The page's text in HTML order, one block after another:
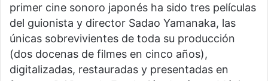
primer cine sonoro japonés ha sido tres películas
del guionista y director Sadao Yamanaka, las
únicas sobrevivientes de toda su producción
(dos docenas de filmes en cinco años),
digitalizadas, restauradas y presentadas en